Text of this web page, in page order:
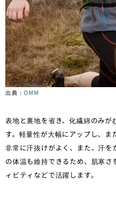
出典：OMM
表地と裏地を省き、化繊綿のみが
す。軽量性が大幅にアップし、ま
非常に汗抜けがよく、また、汗
の体温も維持できるため、肌寒
ィビティなどで活躍します。